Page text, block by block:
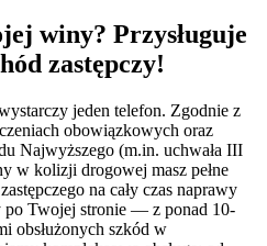
winy? Przysługuje
zastępczy!
jeden telefon. Zgodnie z
obowiązkowych oraz
Najwyższego (m.in. uchwała III
w kolizji drogowej masz pełne
na cały czas naprawy
po Twojej stronie — z ponad 10-
obsłużonych szkód w